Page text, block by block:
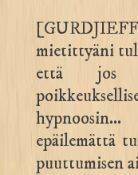
mietittyäni
että jos
epäilemättä
puuttumisen